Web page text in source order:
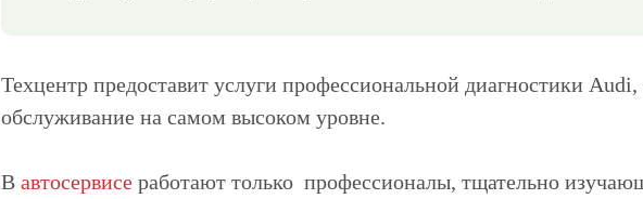
Техцентр предоставит услуги профессиональной диагностики
обслуживание на самом высоком уровне.
В автосервисе работают только профессионалы, тщательно